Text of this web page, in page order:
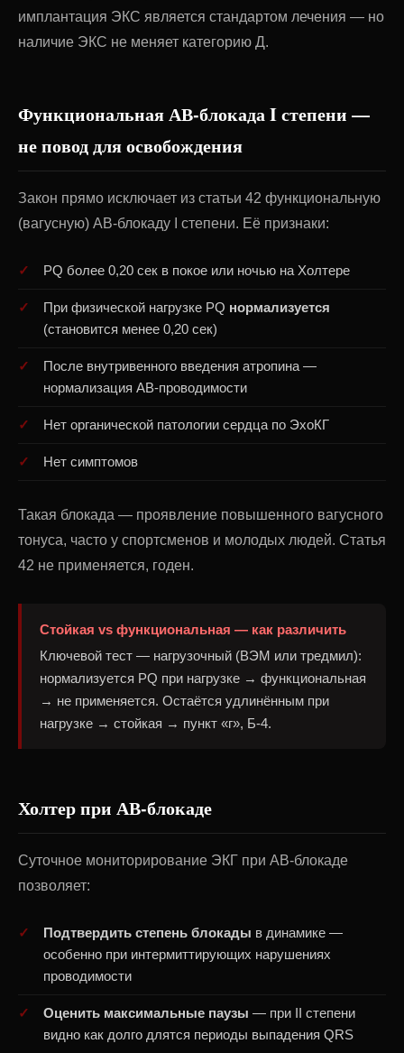
имплантация ЭКС является стандартом лечения — но
наличие ЭКС не меняет категорию Д.
Функциональная АВ-блокада I степени —
не повод для освобождения
Закон прямо исключает из статьи 42 функциональную
(вагусную) АВ-блокаду I степени. Её признаки:
PQ более 0,20 сек в покое или ночью на Холтере
При физической нагрузке PQ нормализуется
(становится менее 0,20 сек)
После внутривенного введения атропина —
нормализация АВ-проводимости
Нет органической патологии сердца по ЭхоКГ
Нет симптомов
Такая блокада — проявление повышенного вагусного
тонуса, часто у спортсменов и молодых людей. Статья
42 не применяется, годен.
Стойкая vs функциональная — как различить
Ключевой тест — нагрузочный (ВЭМ или тредмил):
нормализуется PQ при нагрузке → функциональная
→ не применяется. Остаётся удлинённым при
нагрузке → стойкая → пункт «г», Б-4.
Холтер при АВ-блокаде
Суточное мониторирование ЭКГ при АВ-блокаде
позволяет:
Подтвердить степень блокады в динамике —
особенно при интермиттирующих нарушениях
проводимости
Оценить максимальные паузы — при II степени
видно как долго длятся периоды выпадения QRS